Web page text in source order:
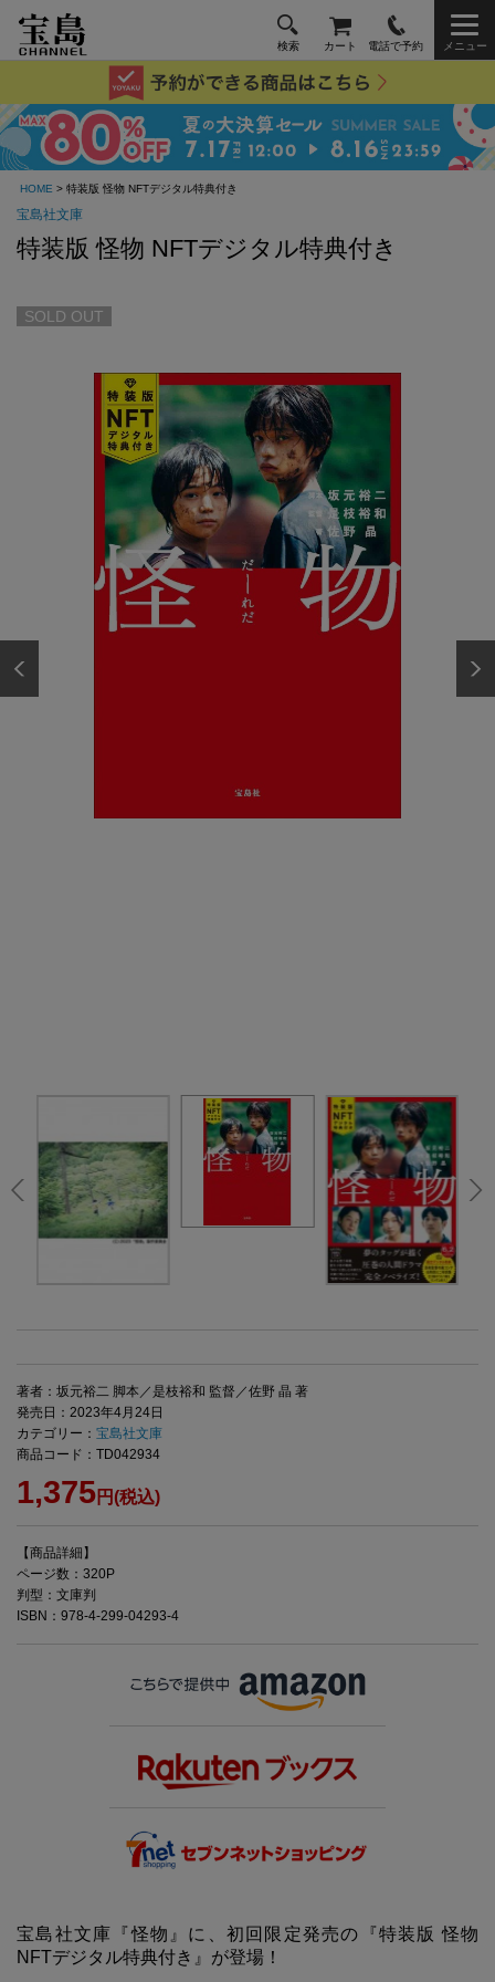
検索 カート 電話で予約 メニュー
HOME > 特装版 怪物 NFTデジタル特典付き
宝島社文庫
特装版 怪物 NFTデジタル特典付き
SOLD OUT
著者：坂元裕二 脚本／是枝裕和 監督／佐野 晶 著
発売日：2023年4月24日
カテゴリー： 宝島社文庫
商品コード：TD042934
1,375円(税込)
【商品詳細】
ページ数：320P
判型：文庫判
ISBN：978-4-299-04293-4
宝島社文庫『怪物』に、初回限定発売の『特装版 怪物
NFTデジタル特典付き』が登場！